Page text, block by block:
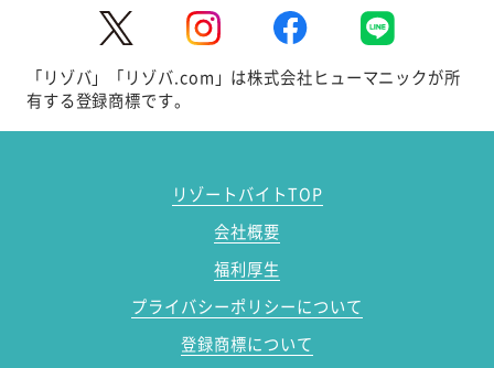
「リゾバ」「リゾバ.com」は株式会社ヒューマニックが所
有する登録商標です。
リゾートバイトTOP
会社概要
福利厚生
プライバシーポリシーについて
登録商標について